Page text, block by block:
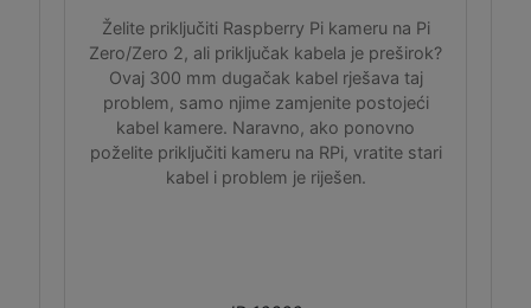
Želite priključiti Raspberry Pi kameru na Pi
Zero/Zero 2, ali priključak kabela je preširok?
Ovaj 300 mm dugačak kabel rješava taj
problem, samo njime zamjenite postojeći
kabel kamere. Naravno, ako ponovno
poželite priključiti kameru na RPi, vratite stari
kabel i problem je riješen.